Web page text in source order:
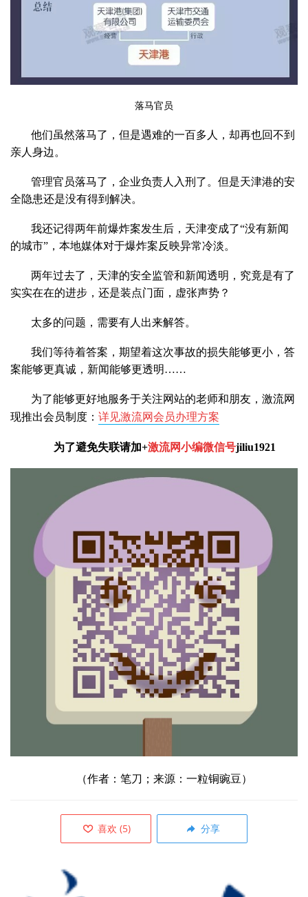
落马官员
他们虽然落马了，但是遇难的一百多人，却再也回不到
亲人身边。
管理官员落马了，企业负责人入刑了。但是天津港的安
全隐患还是没有得到解决。
我还记得两年前爆炸案发生后，天津变成了“没有新闻
的城市”，本地媒体对于爆炸案反映异常冷淡。
两年过去了，天津的安全监管和新闻透明，究竟是有了
实实在在的进步，还是装点门面，虚张声势？
太多的问题，需要有人出来解答。
我们等待着答案，期望着这次事故的损失能够更小，答
案能够更真诚，新闻能够更透明……
为了能够更好地服务于关注网站的老师和朋友，激流网
现推出会员制度： 详见激流网会员办理方案
为了避免失联请加+激流网小编微信号jiliu1921
（作者：笔刀；来源：一粒铜豌豆）
喜欢 (5) 分享